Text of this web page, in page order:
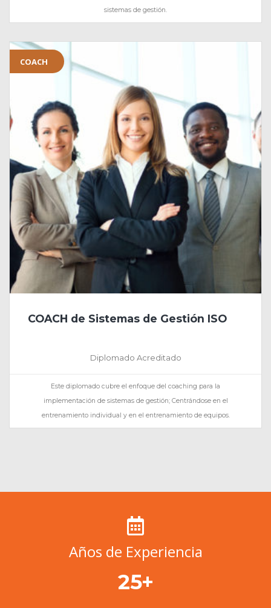
sistemas de gestión.
COACH de Sistemas de Gestión ISO
Diplomado Acreditado
COACH
Este diplomado cubre el enfoque del coaching para la
implementación de sistemas de gestión; Centrándose en el
entrenamiento individual y en el entrenamiento de equipos.
Años de Experiencia
25+